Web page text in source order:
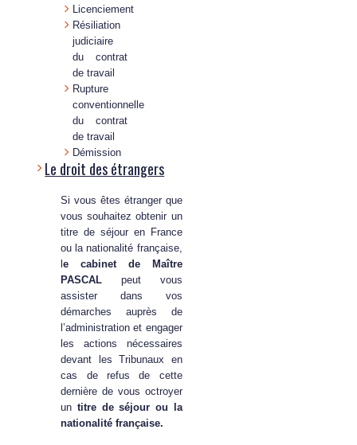
Licenciement
Résiliation
judiciaire
du contrat
de travail
Rupture
conventionnelle
du contrat
de travail
Démission
Le droit des étrangers
Si vous êtes étranger que
vous souhaitez obtenir un
titre de séjour en France
ou la nationalité française,
le cabinet de Maître
PASCAL peut vous
assister dans vos
démarches auprès de
l’administration et engager
les actions nécessaires
devant les Tribunaux en
cas de refus de cette
dernière de vous octroyer
un titre de séjour ou la
nationalité française.